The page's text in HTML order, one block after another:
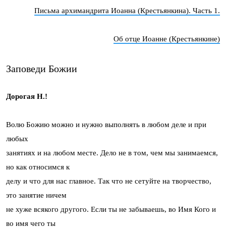
Письма архимандрита Иоанна (Крестьянкина). Часть 1.
Об отце Иоанне (Крестьянкине)
Заповеди Божии
Дорогая Н.!
Волю Божию можно и нужно выполнять в любом деле и при
любых
занятиях и на любом месте. Дело не в том, чем мы занимаемся,
но как относимся к
делу и что для нас главное. Так что не сетуйте на творчество,
это занятие ничем
не хуже всякого другого. Если ты не забываешь, во Имя Кого и
во имя чего ты